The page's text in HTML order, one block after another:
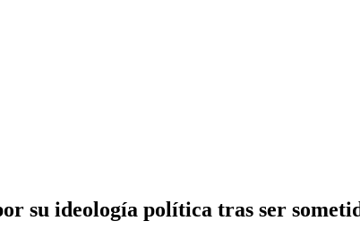
su ideología política tras ser